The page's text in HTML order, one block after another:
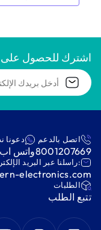
اشترك للحصول على
اتصل بالدعم
8001207669
دعونا
واتس اب
:راسلنا عبر البريد
electronics.com
‫الطلبات‬
‫تتبع الطلب‬